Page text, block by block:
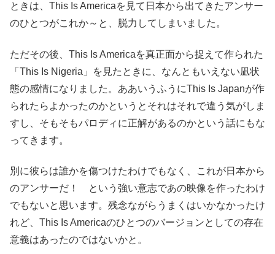
ときは、This Is Americaを見て日本から出てきたアンサー
のひとつがこれか～と、脱力してしまいました。
ただその後、This Is Americaを真正面から捉えて作られた
「This Is Nigeria」を見たときに、なんともいえない凪状
態の感情になりました。ああいうふうにThis Is Japanが作
られたらよかったのかというとそれはそれで違う気がしま
すし、そもそもパロディに正解があるのかという話にもな
ってきます。
別に彼らは誰かを傷つけたわけでもなく、これが日本から
のアンサーだ！ という強い意志であの映像を作ったわけ
でもないと思います。残念ながらうまくはいかなかったけ
れど、This Is Americaのひとつのバージョンとしての存在
意義はあったのではないかと。